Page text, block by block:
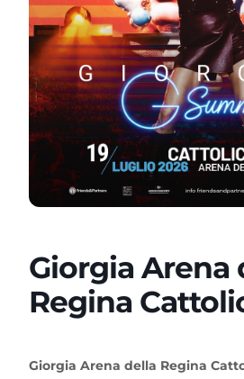
Giorgia Arena
Regina
Giorgia Arena della Regina